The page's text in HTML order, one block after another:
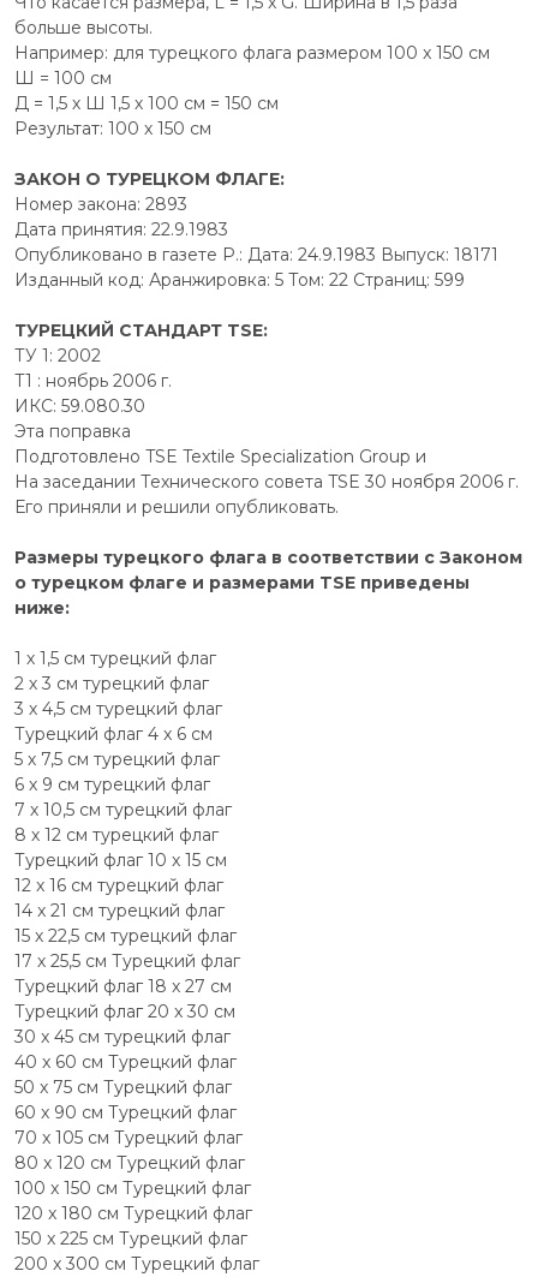
больше высоты.
Например: для турецкого флага размером 100 x 150 см
Ш = 100 см
Д = 1,5 х Ш 1,5 х 100 см = 150 см
Результат: 100 х 150 см
ЗАКОН О ТУРЕЦКОМ ФЛАГЕ:
Номер закона: 2893
Дата принятия: 22.9.1983
Опубликовано в газете Р.: Дата: 24.9.1983 Выпуск: 18171
Изданный код: Аранжировка: 5 Том: 22 Страниц: 599
ТУРЕЦКИЙ СТАНДАРТ TSE:
ТУ 1: 2002
T1 : ноябрь 2006 г.
ИКС: 59.080.30
Эта поправка
Подготовлено TSE Textile Specialization Group и
На заседании Технического совета TSE 30 ноября 2006 г.
Его приняли и решили опубликовать.
Размеры турецкого флага в соответствии с Законом
о турецком флаге и размерами TSE приведены
ниже:
1 х 1,5 см турецкий флаг
2 х 3 см турецкий флаг
3 х 4,5 см турецкий флаг
Турецкий флаг 4 x 6 см
5 х 7,5 см турецкий флаг
6 х 9 см турецкий флаг
7 х 10,5 см турецкий флаг
8 х 12 см турецкий флаг
Турецкий флаг 10 x 15 см
12 x 16 см турецкий флаг
14 x 21 см турецкий флаг
15 х 22,5 см турецкий флаг
17 х 25,5 см Турецкий флаг
Турецкий флаг 18 x 27 см
Турецкий флаг 20 x 30 см
30 x 45 см турецкий флаг
40 x 60 см Турецкий флаг
50 x 75 см Турецкий флаг
60 x 90 см Турецкий флаг
70 x 105 см Турецкий флаг
80 x 120 см Турецкий флаг
100 x 150 см Турецкий флаг
120 x 180 см Турецкий флаг
150 x 225 см Турецкий флаг
200 x 300 см Турецкий флаг